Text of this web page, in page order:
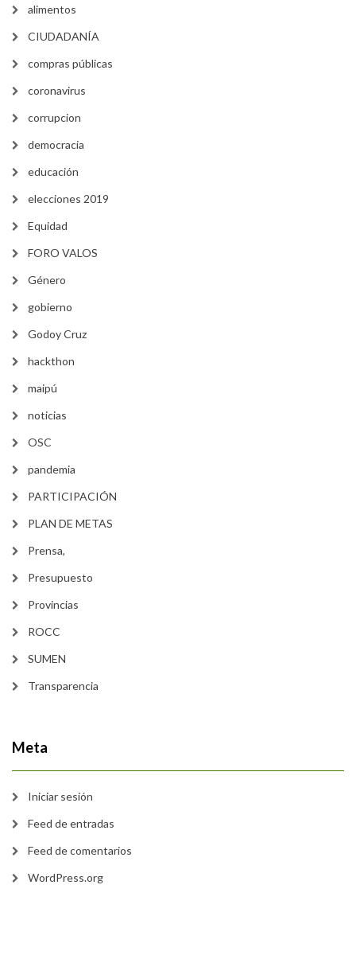
alimentos
CIUDADANÍA
compras públicas
coronavirus
corrupcion
democracia
educación
elecciones 2019
Equidad
FORO VALOS
Género
gobierno
Godoy Cruz
hackthon
maipú
noticias
OSC
pandemia
PARTICIPACIÓN
PLAN DE METAS
Prensa,
Presupuesto
Provincias
ROCC
SUMEN
Transparencia
Meta
Iniciar sesión
Feed de entradas
Feed de comentarios
WordPress.org